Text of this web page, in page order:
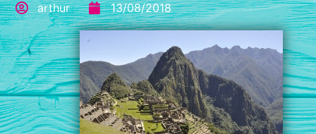
arthur 13/08/2018